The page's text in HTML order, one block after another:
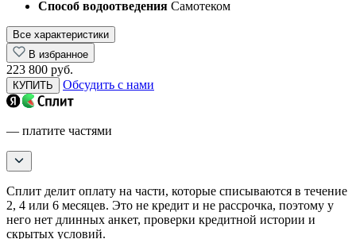
Способ водоотведения Самотеком
Все характеристики
В избранное
223 800 руб.
КУПИТЬ Обсудить с нами
— платите частями
Сплит делит оплату на части, которые списываются в течение
2, 4 или 6 месяцев. Это не кредит и не рассрочка, поэтому у
него нет длинных анкет, проверки кредитной истории и
скрытых условий.